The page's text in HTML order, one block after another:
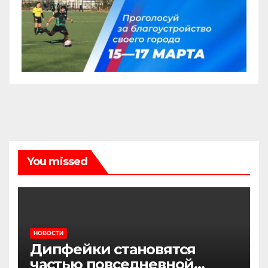
You missed
НОВОСТИ
Дипфейки становятся
частью повседневной